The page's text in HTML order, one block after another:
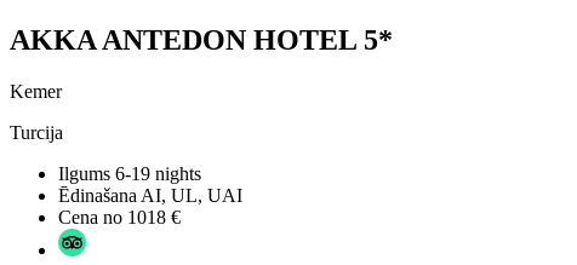
AKKA ANTEDON HOTEL 5*
Kemer
Turcija
Ilgums 6-19 nights
Ēdinašana AI, UL, UAI
Cena no 1018 €